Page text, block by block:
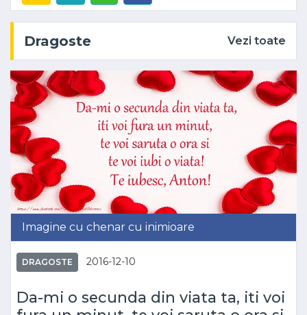
Dragoste Vezi toate
Imagine cu chenar cu inimioare
DRAGOSTE 2016-12-10
Da-mi o secunda din viata ta, iti voi